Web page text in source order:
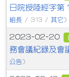
日院授陸經字第
組長 / 313 / 其它 )
2023-02-20
務會議紀錄及會
公告 )